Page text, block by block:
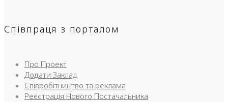
Співпраця з порталом
Про Проект
Додати Заклад
Співробітництво та реклама
Реєстрація Нового Постачальника